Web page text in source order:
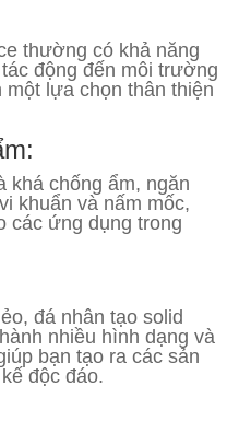
thường có khả năng
động đến môi trường
lựa chọn thân thiện
khá chống ẩm, ngăn
khuẩn và nấm mốc,
các ứng dụng trong
đá nhân tạo solid
nhiều hình dạng và
bạn tạo ra các sản
độc đáo.